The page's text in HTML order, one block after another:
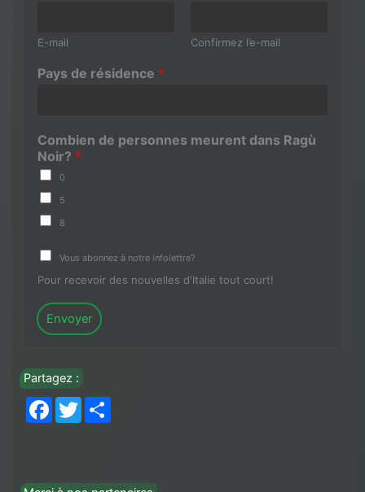
E-mail Confirmez l’e-mail
Pays de résidence *
Combien de personnes meurent dans Ragù
Noir? *
0
5
8
Vous abonnez à notre infolettre?
Pour recevoir des nouvelles d'Italie tout court!
Envoyer
Partagez :
Facebook
Twitter